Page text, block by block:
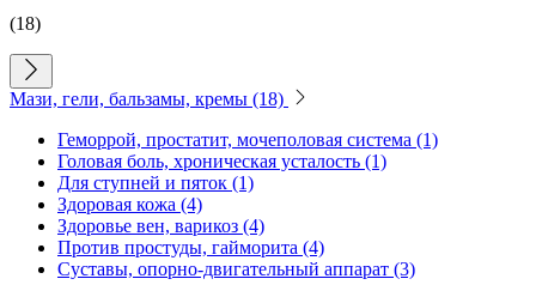
(18)
Мази, гели, бальзамы, кремы (18)
Геморрой, простатит, мочеполовая система (1)
Головая боль, хроническая усталость (1)
Для ступней и пяток (1)
Здоровая кожа (4)
Здоровье вен, варикоз (4)
Против простуды, гайморита (4)
Суставы, опорно-двигательный аппарат (3)